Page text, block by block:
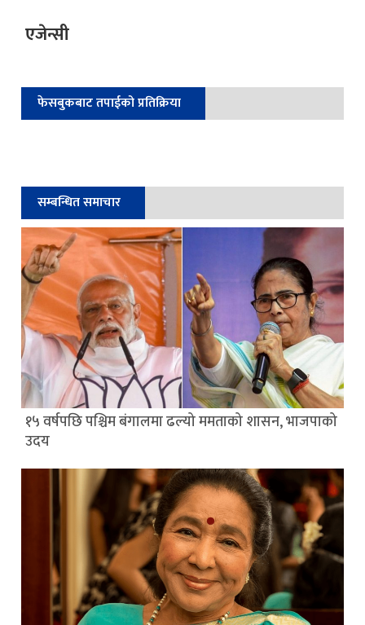
एजेन्सी
फेसबुकबाट तपाईको प्रतिक्रिया
सम्बन्धित समाचार
१५ वर्षपछि पश्चिम बंगालमा ढल्यो ममताको शासन, भाजपाको
उदय